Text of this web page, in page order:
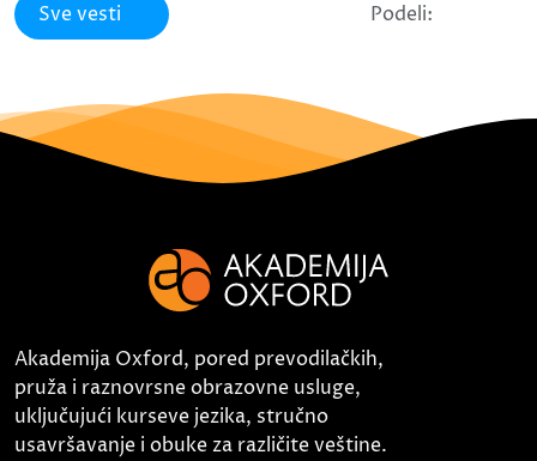
Sve vesti Podeli:
Akademija Oxford, pored prevodilačkih,
pruža i raznovrsne obrazovne usluge,
uključujući kurseve jezika, stručno
usavršavanje i obuke za različite veštine.